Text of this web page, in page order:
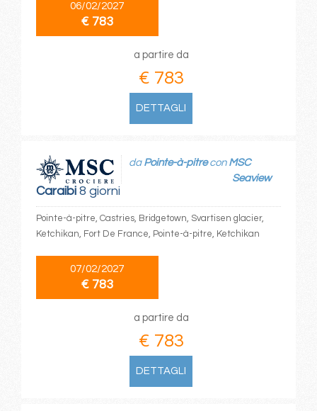
06/02/2027
€ 783
a partire da
€ 783
DETTAGLI
Caraibi8 giorni
da Pointe-à-pitrecon MSC
Seaview
Pointe-à-pitre, Castries, Bridgetown, Svartisen glacier,
Ketchikan, Fort De France, Pointe-à-pitre, Ketchikan
07/02/2027
€ 783
a partire da
€ 783
DETTAGLI